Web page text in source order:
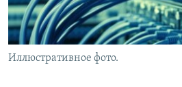
Иллюстративное фото.